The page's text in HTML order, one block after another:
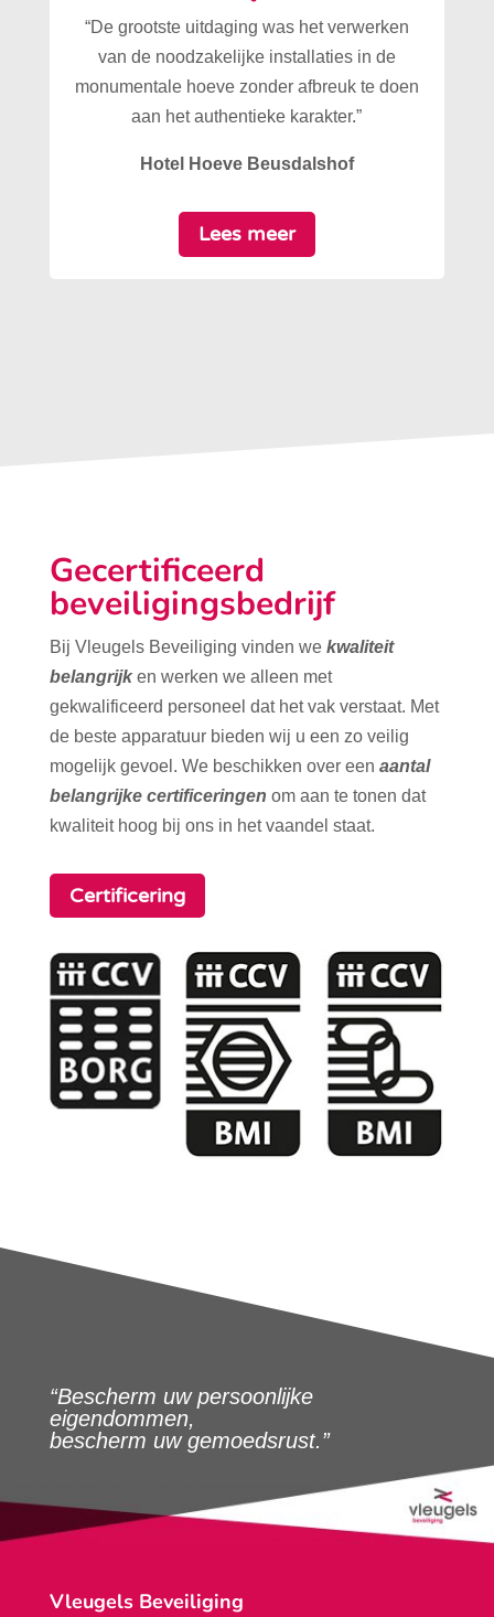
“De grootste uitdaging was het verwerken
van de noodzakelijke installaties in de
monumentale hoeve zonder afbreuk te doen
aan het authentieke karakter.”
Hotel Hoeve Beusdalshof
Lees meer
Gecertificeerd
beveiligingsbedrijf
Bij Vleugels Beveiliging vinden we kwaliteit
belangrijk en werken we alleen met
gekwalificeerd personeel dat het vak verstaat. Met
de beste apparatuur bieden wij u een zo veilig
mogelijk gevoel. We beschikken over een aantal
belangrijke certificeringen om aan te tonen dat
kwaliteit hoog bij ons in het vaandel staat.
Certificering
“Bescherm uw persoonlijke
eigendommen,
bescherm uw gemoedsrust.”
Vleugels Beveiliging